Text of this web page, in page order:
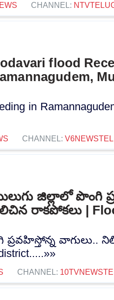
CHANNEL:
flood
in
CHANNEL:
జిల్లాలో పొంగి
రాకపోకలు |
వాగులు..
CHANNEL: